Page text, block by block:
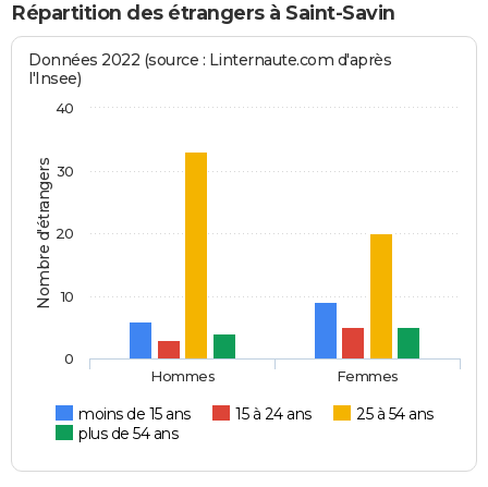
Répartition des étrangers à Saint-Savin
Nombre d'étrangers
Données 2022 (source : Linternaute.com d'après
l'Insee)
moins de 15 ans 15 à 24 ans
25 à 54 ans
plus de 54 ans
Hommes Femmes
0
10
20
30
40